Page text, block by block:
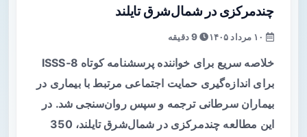
چندمرکزی در شمال‌شرق تایلند
9 دقیقه
خلاصه سریع برای خواننده پرسشنامه کوتاه ISSS‑8
برای اندازه‌گیری حمایت اجتماعی مرتبط با بیماری در
بیماران سرطانی ترجمه و سپس روان‌سنجی شد. در
این مطالعه چندمرکزی در شمال‌شرق تایلند، 350